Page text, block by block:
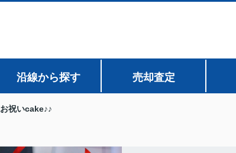
沿線から探す 売却査定
お祝いcake♪♪